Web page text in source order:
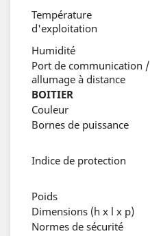
Température
d'exploitation
Humidité
Port de communication /
allumage à distance
BOITIER
Couleur
Bornes de puissance
Indice de protection
Poids
Dimensions (h x l x p)
Normes de sécurité